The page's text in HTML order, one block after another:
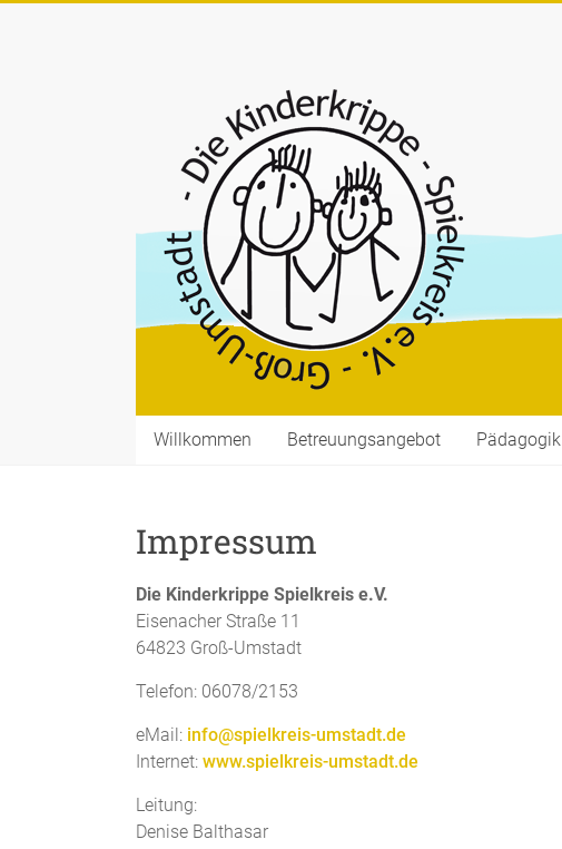
Willkommen Betreuungsangebot Pädagogik
Impressum
Die Kinderkrippe Spielkreis e.V.
Eisenacher Straße 11
64823 Groß-Umstadt
Telefon: 06078/2153
eMail: info@spielkreis-umstadt.de
Internet: www.spielkreis-umstadt.de
Leitung:
Denise Balthasar